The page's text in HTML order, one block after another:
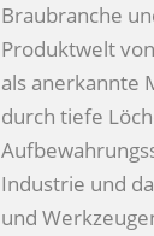
Braubranche
Produktwelt
als anerkannte
durch tiefe
Industrie und
und